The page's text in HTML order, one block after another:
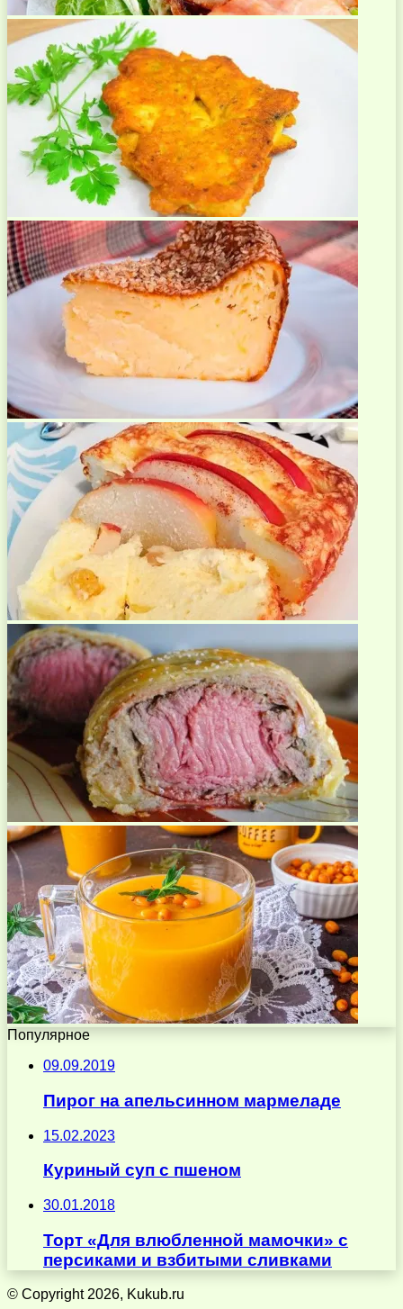
Популярное
09.09.2019
Пирог на апельсинном мармеладе
15.02.2023
Куриный суп с пшеном
30.01.2018
Торт «Для влюбленной мамочки» с
персиками и взбитыми сливками
© Copyright 2026, Kukub.ru